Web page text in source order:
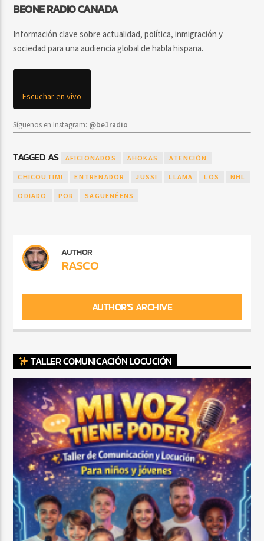
BEONE RADIO CANADA
Información clave sobre actualidad, política, inmigración y
sociedad para una audiencia global de habla hispana.
Escuchar en vivo
Síguenos en Instagram: @be1radio
TAGGED AS AFICIONADOS AHOKAS ATENCIÓN
CHICOUTIMI ENTRENADOR JUSSI LLAMA LOS NHL
ODIADO POR SAGUENÉENS
AUTHOR
RASCO
AUTHOR'S ARCHIVE
TALLER COMUNICACIÓN LOCUCIÓN